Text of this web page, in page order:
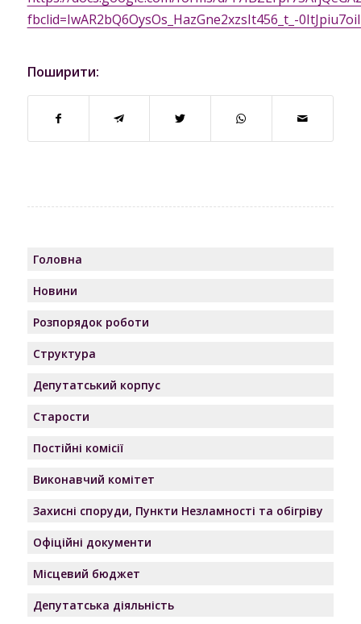
fbclid=IwAR2bQ6OysOs_HazGne2xzsIt456_t_-
Поширити:
Головна
Новини
Розпорядок роботи
Структура
Депутатський корпус
Старости
Постійні комісії
Виконавчий комітет
Захисні споруди, Пункти Незламності та обігріву
Офіційні документи
Місцевий бюджет
Депутатська діяльність